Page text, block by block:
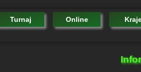
Turnaj Online